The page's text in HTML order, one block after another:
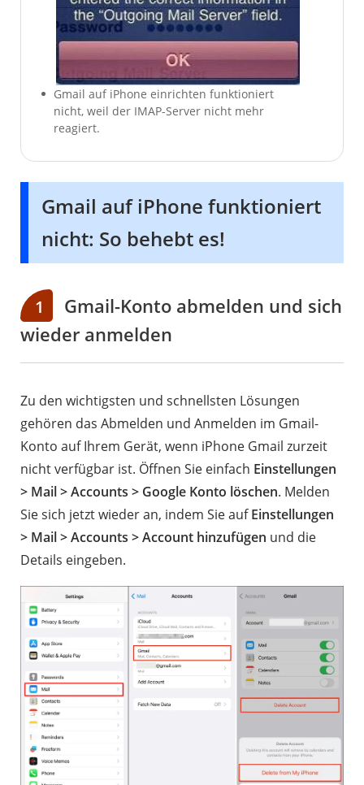
Gmail auf iPhone einrichten funktioniert
nicht, weil der IMAP-Server nicht mehr
reagiert.
Gmail auf iPhone funktioniert
nicht: So behebt es!
1
Gmail-Konto abmelden und sich
wieder anmelden
Zu den wichtigsten und schnellsten Lösungen
gehören das Abmelden und Anmelden im Gmail-
Konto auf Ihrem Gerät, wenn iPhone Gmail zurzeit
nicht verfügbar ist. Öffnen Sie einfach Einstellungen
> Mail > Accounts > Google Konto löschen. Melden
Sie sich jetzt wieder an, indem Sie aufEinstellungen
> Mail > Accounts > Account hinzufügen und die
Details eingeben.